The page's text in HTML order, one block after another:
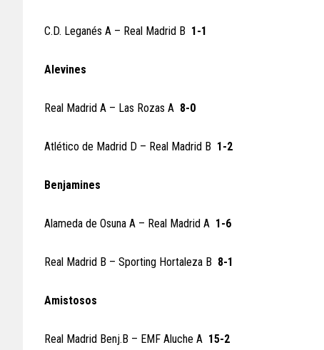
C.D. Leganés A – Real Madrid B 1-1
Alevines
Real Madrid A – Las Rozas A 8-0
Atlético de Madrid D – Real Madrid B 1-2
Benjamines
Alameda de Osuna A – Real Madrid A 1-6
Real Madrid B – Sporting Hortaleza B 8-1
Amistosos
Real Madrid Benj.B – EMF Aluche A 15-2